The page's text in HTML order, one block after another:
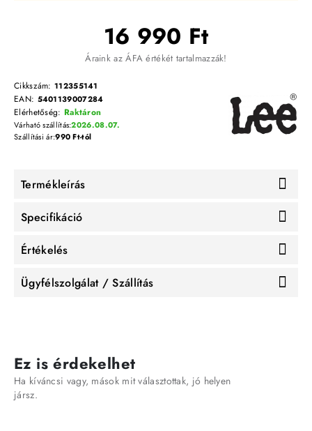
16 990 Ft
Áraink az ÁFA értékét tartalmazzák!
Cikkszám: 112355141
EAN: 5401139007284
Elérhetőség: Raktáron
Várható szállítás:2026.08.07.
Szállítási ár:990 Ft-tól
Termékleírás
Specifikáció
Értékelés
Ügyfélszolgálat / Szállítás
Ez is érdekelhet
Ha kíváncsi vagy, mások mit választottak, jó helyen
jársz.